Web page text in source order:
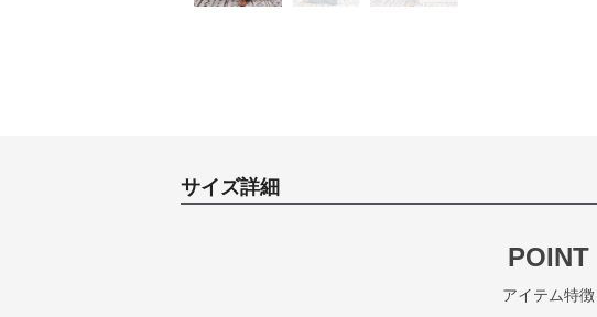
サイズ詳細
POINT
アイテム特徴